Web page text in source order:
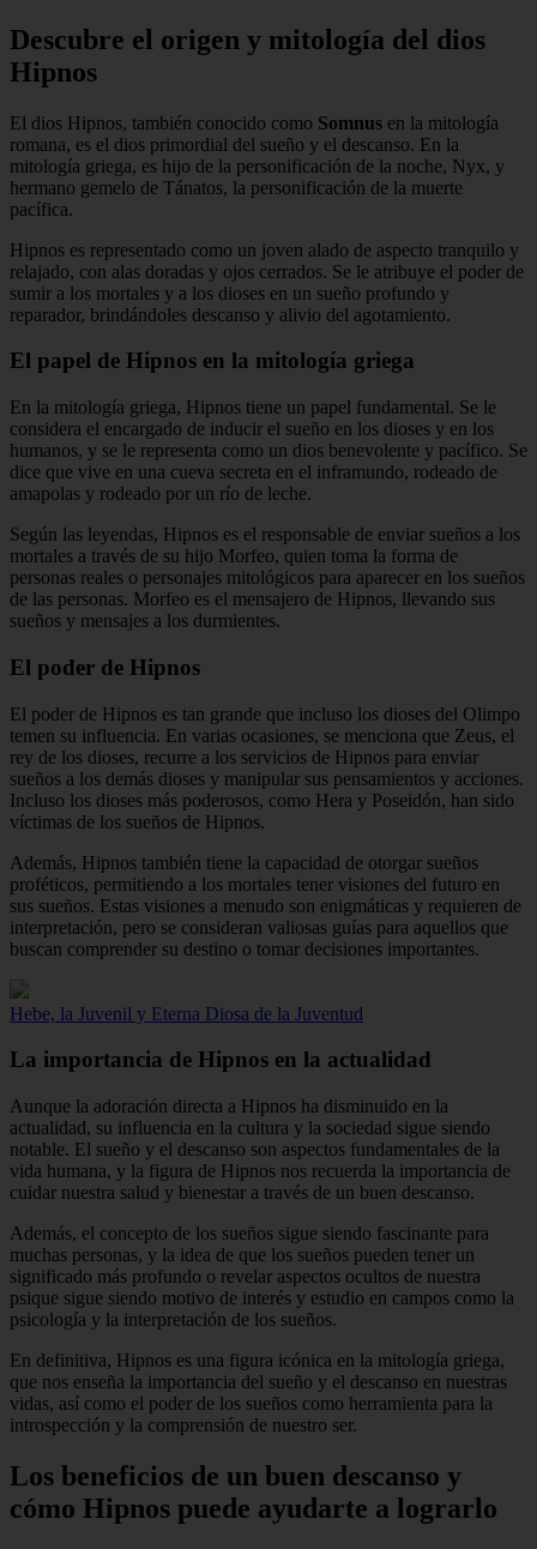
Descubre el origen y mitología del dios
Hipnos
El dios Hipnos, también conocido como Somnus en la mitología
romana, es el dios primordial del sueño y el descanso. En la
mitología griega, es hijo de la personificación de la noche, Nyx, y
hermano gemelo de Tánatos, la personificación de la muerte
pacífica.
Hipnos es representado como un joven alado de aspecto tranquilo y
relajado, con alas doradas y ojos cerrados. Se le atribuye el poder de
sumir a los mortales y a los dioses en un sueño profundo y
reparador, brindándoles descanso y alivio del agotamiento.
El papel de Hipnos en la mitología griega
En la mitología griega, Hipnos tiene un papel fundamental. Se le
considera el encargado de inducir el sueño en los dioses y en los
humanos, y se le representa como un dios benevolente y pacífico. Se
dice que vive en una cueva secreta en el inframundo, rodeado de
amapolas y rodeado por un río de leche.
Según las leyendas, Hipnos es el responsable de enviar sueños a los
mortales a través de su hijo Morfeo, quien toma la forma de
personas reales o personajes mitológicos para aparecer en los sueños
de las personas. Morfeo es el mensajero de Hipnos, llevando sus
sueños y mensajes a los durmientes.
El poder de Hipnos
El poder de Hipnos es tan grande que incluso los dioses del Olimpo
temen su influencia. En varias ocasiones, se menciona que Zeus, el
rey de los dioses, recurre a los servicios de Hipnos para enviar
sueños a los demás dioses y manipular sus pensamientos y acciones.
Incluso los dioses más poderosos, como Hera y Poseidón, han sido
víctimas de los sueños de Hipnos.
Además, Hipnos también tiene la capacidad de otorgar sueños
proféticos, permitiendo a los mortales tener visiones del futuro en
sus sueños. Estas visiones a menudo son enigmáticas y requieren de
interpretación, pero se consideran valiosas guías para aquellos que
buscan comprender su destino o tomar decisiones importantes.
Hebe, la Juvenil y Eterna Diosa de la Juventud
La importancia de Hipnos en la actualidad
Aunque la adoración directa a Hipnos ha disminuido en la
actualidad, su influencia en la cultura y la sociedad sigue siendo
notable. El sueño y el descanso son aspectos fundamentales de la
vida humana, y la figura de Hipnos nos recuerda la importancia de
cuidar nuestra salud y bienestar a través de un buen descanso.
Además, el concepto de los sueños sigue siendo fascinante para
muchas personas, y la idea de que los sueños pueden tener un
significado más profundo o revelar aspectos ocultos de nuestra
psique sigue siendo motivo de interés y estudio en campos como la
psicología y la interpretación de los sueños.
En definitiva, Hipnos es una figura icónica en la mitología griega,
que nos enseña la importancia del sueño y el descanso en nuestras
vidas, así como el poder de los sueños como herramienta para la
introspección y la comprensión de nuestro ser.
Los beneficios de un buen descanso y
cómo Hipnos puede ayudarte a lograrlo